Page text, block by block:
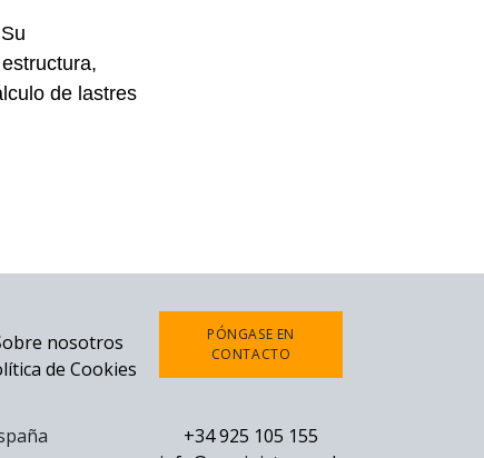
de lastres
obre nosotros
de Cookies
PÓNGASE EN
CONTACTO
+34 925 105 155